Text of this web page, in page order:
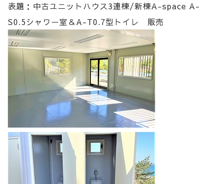
表題：中古ユニットハウス3連棟/新棟A-space A-
S0.5シャワー室＆A-T0.7型トイレ 販売